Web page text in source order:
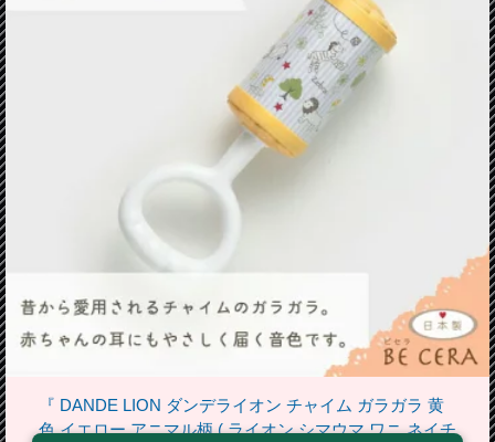
『 DANDE LION ダンデライオン チャイム ガラガラ 黄
色 イエロー アニマル柄 ( ライオン シマウマ ワニ ネイチ